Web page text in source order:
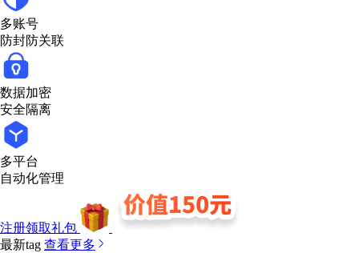
多账号
防封防关联
数据加密
安全隔离
多平台
自动化管理
注册领取礼包
最新tag 查看更多